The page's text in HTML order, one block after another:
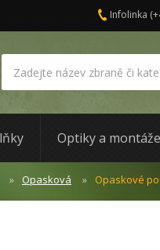
Infolinka
Optiky a montáže
Opasková Opaskové